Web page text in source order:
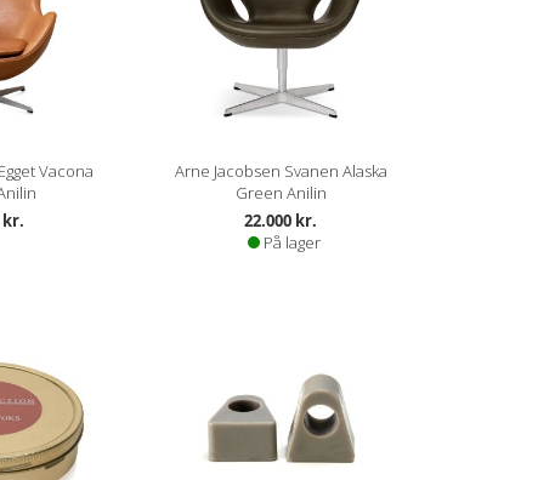
Vacona
kr.
Arne Jacobsen Svanen Alaska
Green Anilin
22.000 kr.
På lager